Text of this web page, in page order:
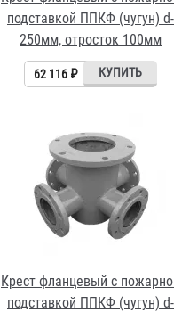
подставкой ППКФ (чугун) d-
250мм, отросток 100мм
62 116 ₽
Крест фланцевый с
подставкой ППКФ (чугун) d-